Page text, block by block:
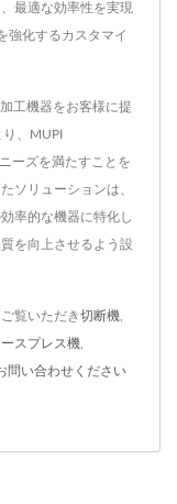
最適な効率性を実現
強化するカスタマイ
工機器をお客様に提
り、MUPI
ーズを満たすことを
ソリューションは、
率的な機器に特化し
を向上させるよう設
覧いただき切断機
スプレス機
問い合わせください